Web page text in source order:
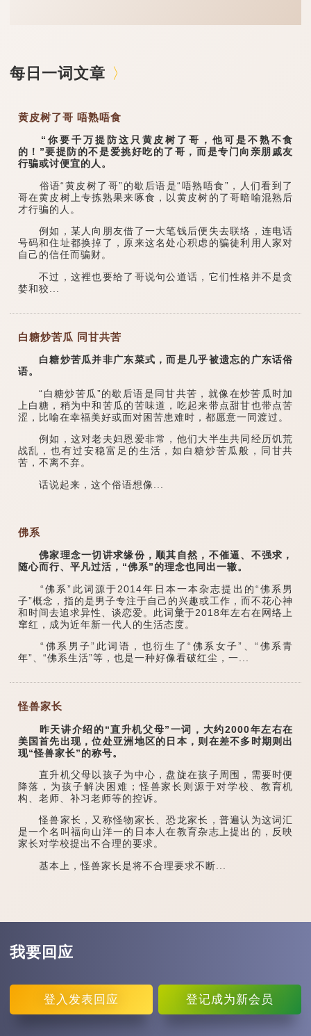
每日一词文章
黄皮树了哥 唔熟唔食
“你要千万提防这只黄皮树了哥，他可是不熟不食
的！”要提防的不是爱挑好吃的了哥，而是专门向亲朋戚友
行骗或讨便宜的人。
俗语“黄皮树了哥”的歇后语是“唔熟唔食”，人们看到了
哥在黄皮树上专拣熟果来啄食，以黄皮树的了哥暗喻混熟后
才行骗的人。
例如，某人向朋友借了一大笔钱后便失去联络，连电话
号码和住址都换掉了，原来这名处心积虑的骗徒利用人家对
自己的信任而骗财。
不过，这裡也要给了哥说句公道话，它们性格并不是贪
婪和狡...
白糖炒苦瓜 同甘共苦
白糖炒苦瓜并非广东菜式，而是几乎被遗忘的广东话俗
语。
“白糖炒苦瓜”的歇后语是同甘共苦，就像在炒苦瓜时加
上白糖，稍为中和苦瓜的苦味道，吃起来带点甜甘也带点苦
涩，比喻在幸福美好或面对困苦患难时，都愿意一同渡过。
例如，这对老夫妇恩爱非常，他们大半生共同经历饥荒
战乱，也有过安稳富足的生活，如白糖炒苦瓜般，同甘共
苦，不离不弃。
话说起来，这个俗语想像...
佛系
佛家理念一切讲求缘份，顺其自然，不催逼、不强求，
随心而行、平凡过活，“佛系”的理念也同出一辙。
“佛系”此词源于2014年日本一本杂志提出的“佛系男
子”概念，指的是男子专注于自己的兴趣或工作，而不花心神
和时间去追求异性、谈恋爱。此词𢑥于2018年左右在网络上
窜红，成为近年新一代人的生活态度。
“佛系男子”此词语，也衍生了“佛系女子”、“佛系青
年”、“佛系生活”等，也是一种好像看破红尘，一...
怪兽家长
昨天讲介绍的“直升机父母”一词，大约2000年左右在
美国首先出现，位处亚洲地区的日本，则在差不多时期则出
现“怪兽家长”的称号。
直升机父母以孩子为中心，盘旋在孩子周围，需要时便
降落，为孩子解决困难；怪兽家长则源于对学校、教育机
构、老师、补习老师等的控诉。
怪兽家长，又称怪物家长、恐龙家长，普遍认为这词汇
是一个名叫福向山洋一的日本人在教育杂志上提出的，反映
家长对学校提出不合理的要求。
基本上，怪兽家长是将不合理要求不断...
我要回应
登入 发表回应 登记成为新会员